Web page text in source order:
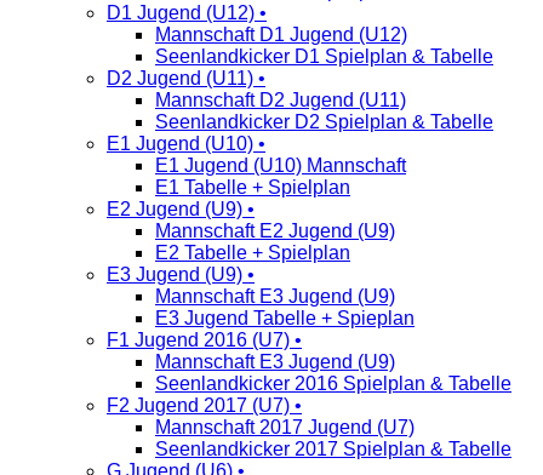
D1 Jugend (U12) •
Mannschaft D1 Jugend (U12)
Seenlandkicker D1 Spielplan & Tabelle
D2 Jugend (U11) •
Mannschaft D2 Jugend (U11)
Seenlandkicker D2 Spielplan & Tabelle
E1 Jugend (U10) •
E1 Jugend (U10) Mannschaft
E1 Tabelle + Spielplan
E2 Jugend (U9) •
Mannschaft E2 Jugend (U9)
E2 Tabelle + Spielplan
E3 Jugend (U9) •
Mannschaft E3 Jugend (U9)
E3 Jugend Tabelle + Spieplan
F1 Jugend 2016 (U7) •
Mannschaft E3 Jugend (U9)
Seenlandkicker 2016 Spielplan & Tabelle
F2 Jugend 2017 (U7) •
Mannschaft 2017 Jugend (U7)
Seenlandkicker 2017 Spielplan & Tabelle
G Jugend (U6) •